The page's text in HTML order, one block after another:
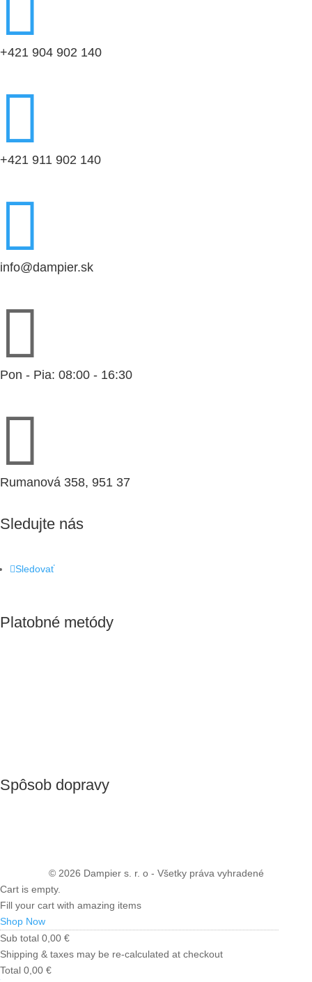
+421 904 902 140

+421 911 902 140

info@dampier.sk

Pon - Pia: 08:00 - 16:30

Rumanová 358, 951 37
Sledujte nás
Sledovať
Platobné metódy
Spôsob dopravy
© 2026 Dampier s. r. o - Všetky práva vyhradené
Cart is empty.
Fill your cart with amazing items
Shop Now
Sub total 0,00 €
Shipping & taxes may be re-calculated at checkout
Total 0,00 €